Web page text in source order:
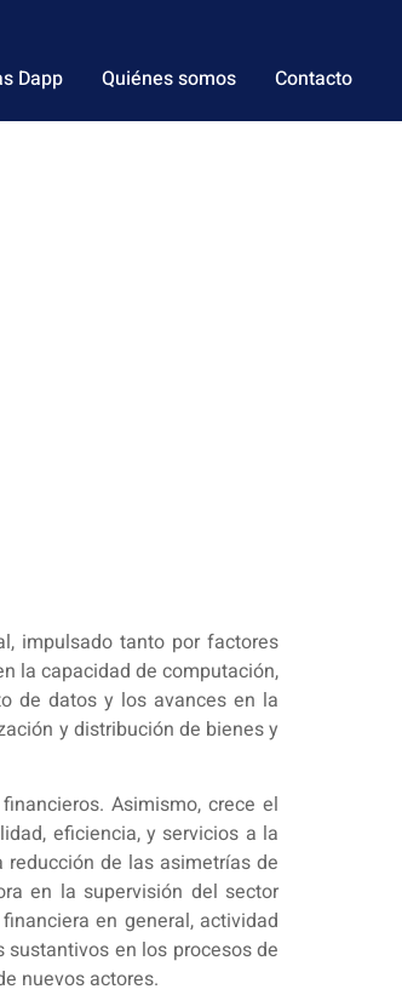
Dapp Quiénes somos Contacto
impulsado tanto por factores
la capacidad de computación,
de datos y los avances en la
y distribución de bienes y
Asimismo, crece el
eficiencia, y servicios a la
de las asimetrías de
en la supervisión del sector
en general, actividad
en los procesos de
nuevos actores.